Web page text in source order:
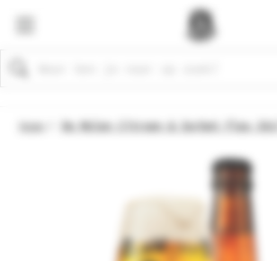
Zoeken
Home De Molen Citroen & Sorbet Fles 33cl